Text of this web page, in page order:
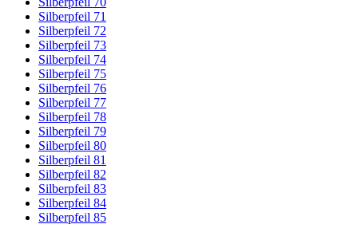
Silberpfeil 71
Silberpfeil 72
Silberpfeil 73
Silberpfeil 74
Silberpfeil 75
Silberpfeil 76
Silberpfeil 77
Silberpfeil 78
Silberpfeil 79
Silberpfeil 80
Silberpfeil 81
Silberpfeil 82
Silberpfeil 83
Silberpfeil 84
Silberpfeil 85